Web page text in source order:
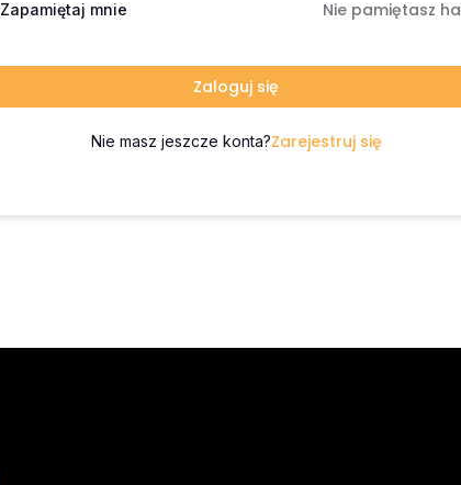
Zapamiętaj mnie Nie pamiętasz
Zaloguj się
Nie masz jeszcze konta?Zarejestruj się